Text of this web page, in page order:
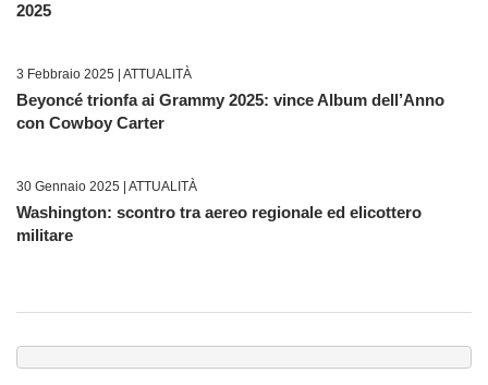
2025
3 Febbraio 2025 | ATTUALITÀ
Beyoncé trionfa ai Grammy 2025: vince Album dell’Anno
con Cowboy Carter
30 Gennaio 2025 | ATTUALITÀ
Washington: scontro tra aereo regionale ed elicottero
militare